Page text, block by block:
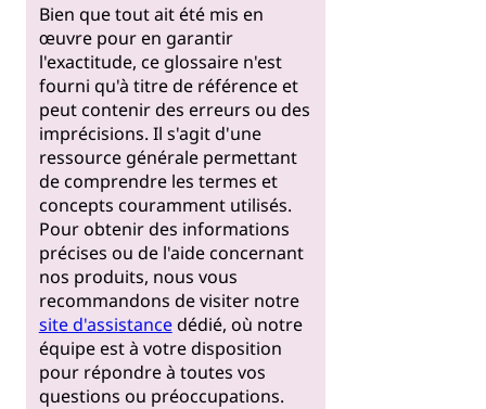
Bien que tout ait été mis en
œuvre pour en garantir
l'exactitude, ce glossaire n'est
fourni qu'à titre de référence et
peut contenir des erreurs ou des
imprécisions. Il s'agit d'une
ressource générale permettant
de comprendre les termes et
concepts couramment utilisés.
Pour obtenir des informations
précises ou de l'aide concernant
nos produits, nous vous
recommandons de visiter notre
site d'assistancedédié, où notre
équipe est à votre disposition
pour répondre à toutes vos
questions ou préoccupations.